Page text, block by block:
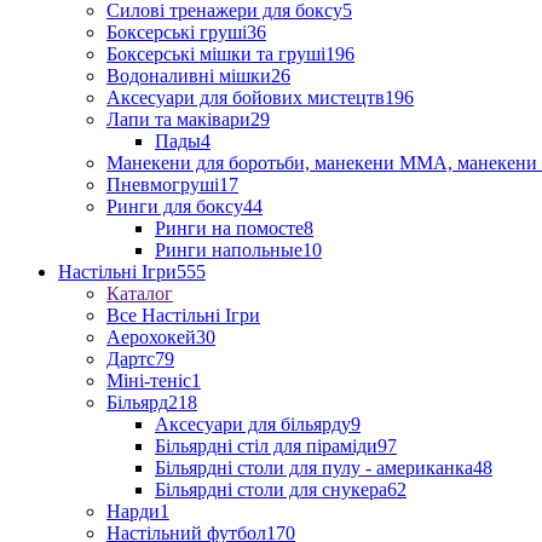
Силові тренажери для боксу5
Боксерські груші36
Боксерські мішки та груші196
Водоналивні мішки26
Аксесуари для бойових мистецтв196
Лапи та маківари29
Пады4
Манекени для боротьби, манекени ММА, манекени
Пневмогруші17
Ринги для боксу44
Ринги на помосте8
Ринги напольные10
Настільні Ігри555
Каталог
Все Настільні Ігри
Аерохокей30
Дартс79
Міні-теніс1
Більярд218
Аксесуари для більярду9
Більярдні стіл для піраміди97
Більярдні столи для пулу - американка48
Більярдні столи для снукера62
Нарди1
Настільний футбол170